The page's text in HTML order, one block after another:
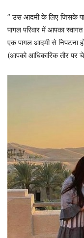
” उस आदमी के लिए जिसके
पागल परिवार में आपका
एक पागल आदमी से निपटना
(आपको आधिकारिक तौर पर